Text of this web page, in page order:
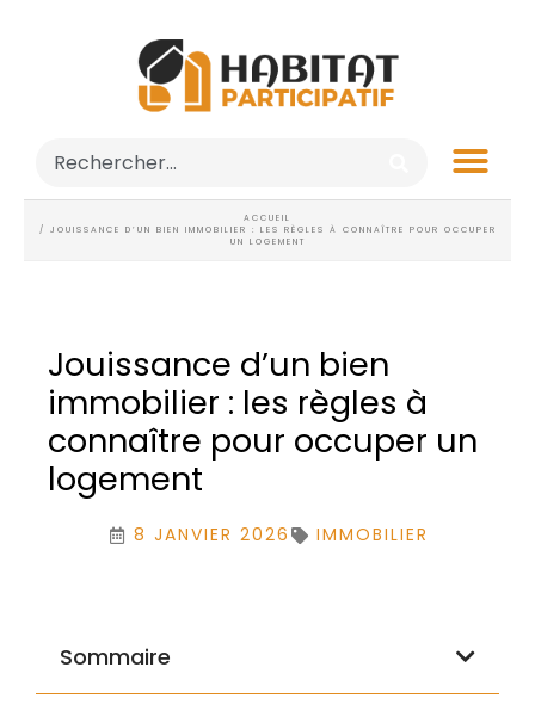
ACCUEIL
/ JOUISSANCE D’UN BIEN IMMOBILIER : LES RÈGLES À CONNAÎTRE POUR OCCUPER
UN LOGEMENT
Jouissance d’un bien
immobilier : les règles à
connaître pour occuper un
logement
8 JANVIER 2026 IMMOBILIER
Sommaire